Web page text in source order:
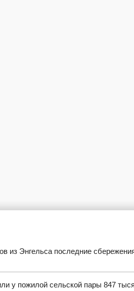
из Энгельса последние
у пожилой сельской пары 847